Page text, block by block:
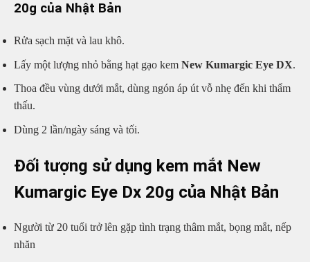
20g của Nhật Bản
Rửa sạch mặt và lau khô.
Lấy một lượng nhỏ bằng hạt gạo kem New Kumargic Eye DX.
Thoa đều vùng dưới mắt, dùng ngón áp út vỗ nhẹ đến khi thẩm
thấu.
Dùng 2 lần/ngày sáng và tối.
Đối tượng sử dụng kem mắt New
Kumargic Eye Dx 20g của Nhật Bản
Người từ 20 tuổi trở lên gặp tình trạng thâm mắt, bọng mắt, nếp
nhăn